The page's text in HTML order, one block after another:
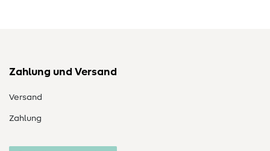
Zahlung und Versand
Versand
Zahlung